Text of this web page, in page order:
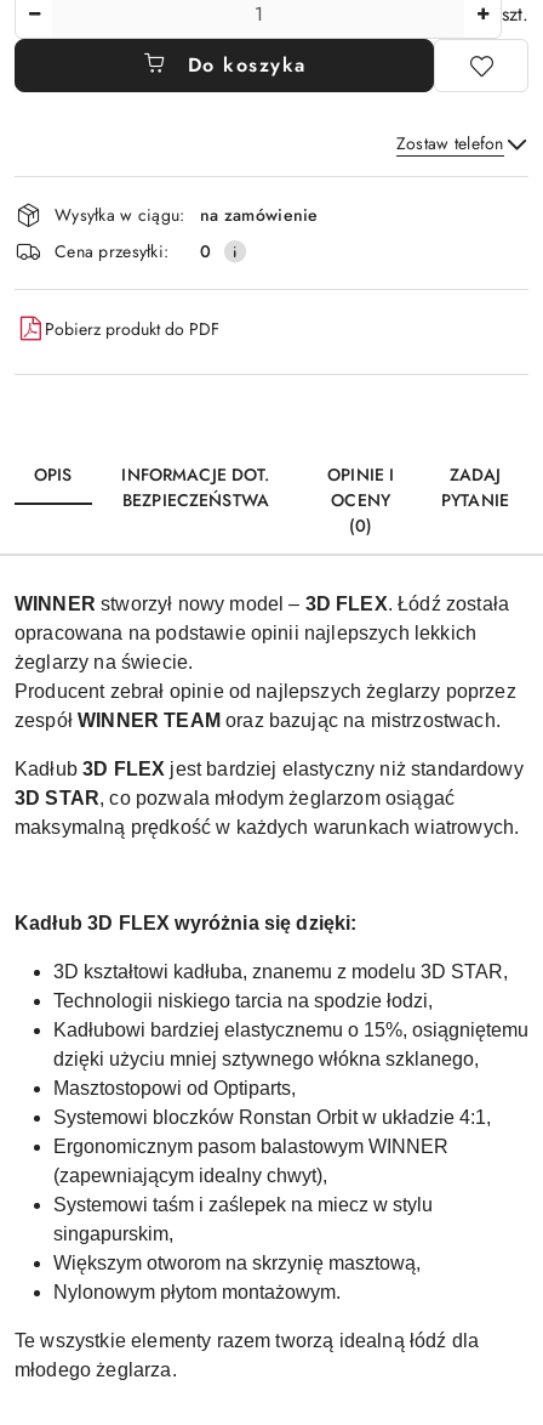
szt.
Do koszyka
Zostaw telefon
Wyślij
Dostępność
i
dostawa
Wysyłka w ciągu:
na zamówienie
Cena przesyłki:
0
Pobierz produkt do PDF
OPIS
INFORMACJE DOT.
BEZPIECZEŃSTWA
OPINIE I
OCENY
(0)
ZADAJ
PYTANIE
WINNERstworzył nowy model – 3D FLEX. Łódź została
opracowana na podstawie opinii najlepszych lekkich
żeglarzy na świecie.
Producent zebrał opinie od najlepszych żeglarzy poprzez
zespółWINNER TEAM oraz bazując na mistrzostwach.
Kadłub3D FLEX jest bardziej elastyczny niż standardowy
3D STAR, co pozwala młodym żeglarzom osiągać
maksymalną prędkość w każdych warunkach wiatrowych.
Kadłub 3D FLEX wyróżnia się dzięki:
3D kształtowi kadłuba, znanemu z modelu 3D STAR,
Technologii niskiego tarcia na spodzie łodzi,
Kadłubowi bardziej elastycznemu o 15%, osiągniętemu
dzięki użyciu mniej sztywnego włókna szklanego,
Masztostopowi od Optiparts,
Systemowi bloczków Ronstan Orbit w układzie 4:1,
Ergonomicznym pasom balastowym WINNER
(zapewniającym idealny chwyt),
Systemowi taśm i zaślepek na miecz w stylu
singapurskim,
Większym otworom na skrzynię masztową,
Nylonowym płytom montażowym.
Te wszystkie elementy razem tworzą idealną łódź dla
młodego żeglarza.